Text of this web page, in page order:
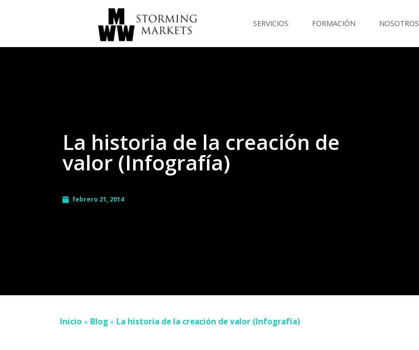
SERVICIOS FORMACIÓN NOSOTROS
La historia de la creación de
valor (Infografía)
febrero 21, 2014
Inicio » Blog » La historia de la creación de valor (Infografía)